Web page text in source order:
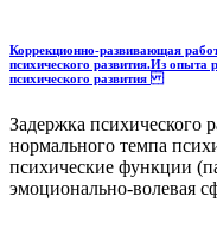
Коррекционно-развивающая
психического развития.Из
психического развития
Задержка психического
нормального темпа
психические функции
эмоционально-волевая